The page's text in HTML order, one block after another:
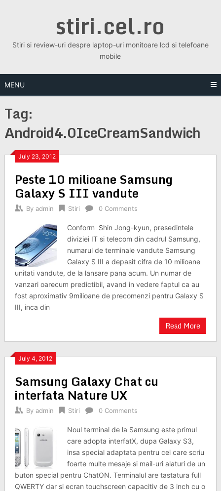
stiri.cel.ro
Stiri si review-uri despre laptop-uri monitoare lcd si telefoane
mobile
MENU
Tag:
Android4.0IceCreamSandwich
July 23, 2012
Peste 10 milioane Samsung
Galaxy S III vandute
By admin Stiri 0 Comments
Conform Shin Jong-kyun, presedintele
diviziei IT si telecom din cadrul Samsung,
numarul de terminale vandute Samsung
Galaxy S III a depasit cifra de 10 milioane
unitati vandute, de la lansare pana acum. Un numar de
vanzari oarecum predictibil, avand in vedere faptul ca au
fost aproximativ 9milioane de precomenzi pentru Galaxy S
III, inca din
Read More
July 4, 2012
Samsung Galaxy Chat cu
interfata Nature UX
By admin Stiri 0 Comments
Noul terminal de la Samsung este primul
care adopta interfatX, dupa Galaxy S3,
insa special adaptata pentru cei care scriu
foarte multe mesaje si mail-uri alaturi de un
buton special pentru ChatON. Terminalul are tastatura full
QWERTY dar si ecran touchscreen capacitiv de 3 inch cu o